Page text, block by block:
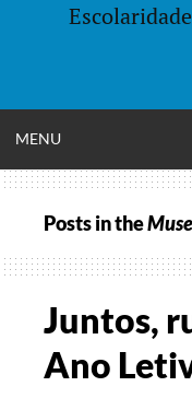
MENU
MENU
Posts in the
Juntos,
Ano